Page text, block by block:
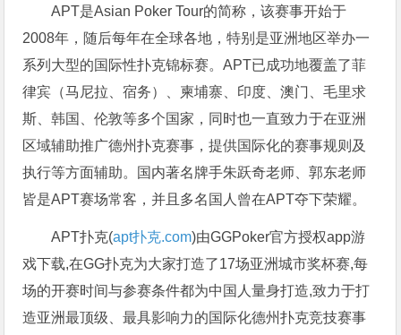
APT是Asian Poker Tour的简称，该赛事开始于
2008年，随后每年在全球各地，特别是亚洲地区举办一
系列大型的国际性扑克锦标赛。APT已成功地覆盖了菲
律宾（马尼拉、宿务）、柬埔寨、印度、澳门、毛里求
斯、韩国、伦敦等多个国家，同时也一直致力于在亚洲
区域辅助推广德州扑克赛事，提供国际化的赛事规则及
执行等方面辅助。国内著名牌手朱跃奇老师、郭东老师
皆是APT赛场常客，并且多名国人曾在APT夺下荣耀。
APT扑克(apt扑克.com)由GGPoker官方授权app游
戏下载,在GG扑克为大家打造了17场亚洲城市奖杯赛,每
场的开赛时间与参赛条件都为中国人量身打造,致力于打
造亚洲最顶级、最具影响力的国际化德州扑克竞技赛事